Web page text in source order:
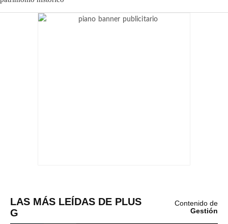
LAS MÁS LEÍDAS DE PLUS
G
Contenido de
Gestión